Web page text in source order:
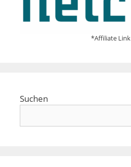
*Affiliate Link
Suchen